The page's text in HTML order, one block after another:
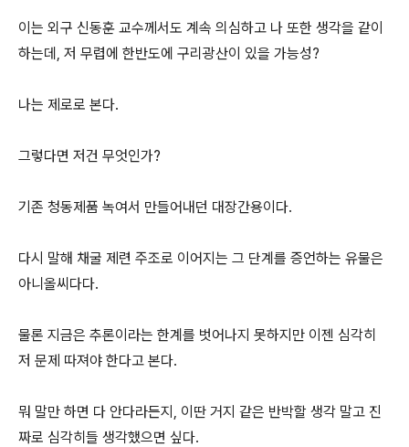
이는 외구 신동훈 교수께서도 계속 의심하고 나 또한 생각을 같이
하는데, 저 무렵에 한반도에 구리광산이 있을 가능성?
나는 제로로 본다.
그렇다면 저건 무엇인가?
기존 청동제품 녹여서 만들어내던 대장간용이다.
다시 말해 채굴 제련 주조로 이어지는 그 단계를 증언하는 유물은
아니올씨다다.
물론 지금은 추론이라는 한계를 벗어나지 못하지만 이젠 심각히
저 문제 따져야 한다고 본다.
뭐 말만 하면 다 안다라든지, 이딴 거지 같은 반박할 생각 말고 진
짜로 심각히들 생각했으면 싶다.